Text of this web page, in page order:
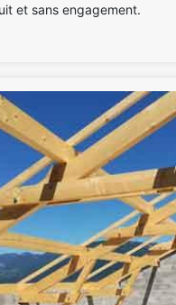
et sans engagement.